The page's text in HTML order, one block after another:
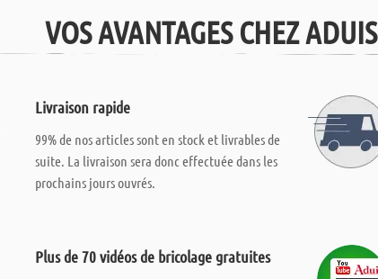
VOS AVANTAGES CHEZ ADUIS
Livraison rapide
99% de nos articles sont en stock et livrables de
suite. La livraison sera donc effectuée dans les
prochains jours ouvrés.
Plus de 70 vidéos de bricolage gratuites